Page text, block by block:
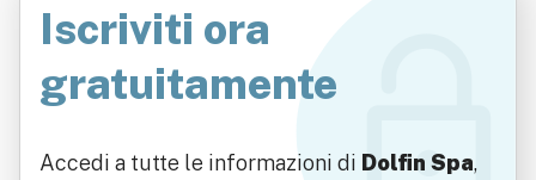
Iscriviti ora
gratuitamente
Accedi a tutte le informazioni di Dolfin Spa,